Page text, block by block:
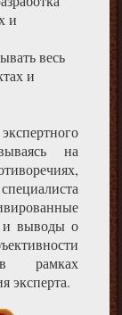
и
весь
и
на
и выводы о
в рамках
эксперта.